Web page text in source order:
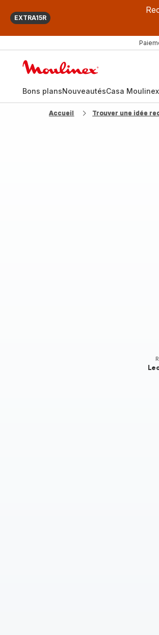
EXTRA15R
Bons plansNouveautésCasa Moulinex
Accueil Trouver une idée